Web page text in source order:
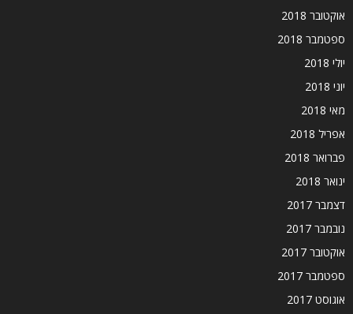
אוקטובר 2018
ספטמבר 2018
יולי 2018
יוני 2018
מאי 2018
אפריל 2018
פברואר 2018
ינואר 2018
דצמבר 2017
נובמבר 2017
אוקטובר 2017
ספטמבר 2017
אוגוסט 2017